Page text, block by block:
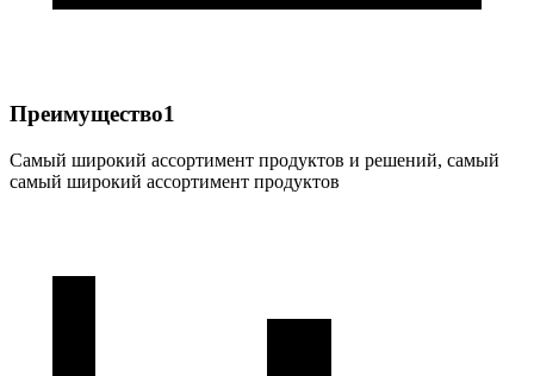
Преимущество1
Самый широкий ассортимент продуктов и решений, самый
самый широкий ассортимент продуктов